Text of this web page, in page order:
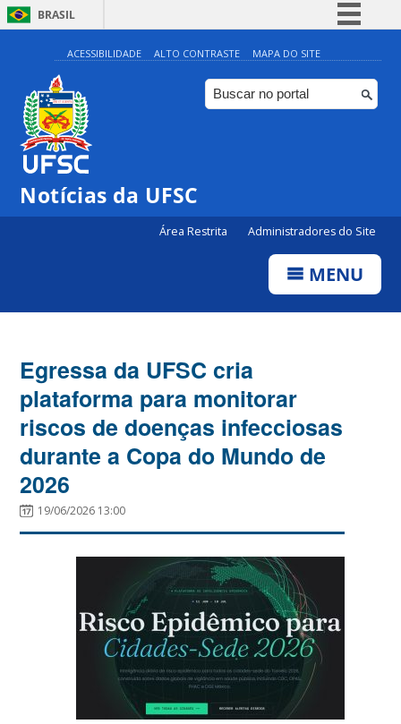
BRASIL
Simplifique!
Comunica BR
Participe
ACESSIBILIDADE ALTO CONTRASTE MAPA DO SITE
Notícias da UFSC
Área Restrita Administradores do Site
MENU
Egressa da UFSC cria
plataforma para monitorar
riscos de doenças infecciosas
durante a Copa do Mundo de
2026
19/06/2026 13:00